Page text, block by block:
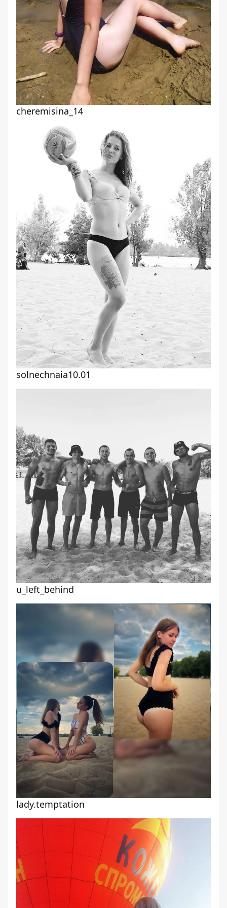
cheremisina_14
solnechnaia10.01
u_left_behind
lady.temptation